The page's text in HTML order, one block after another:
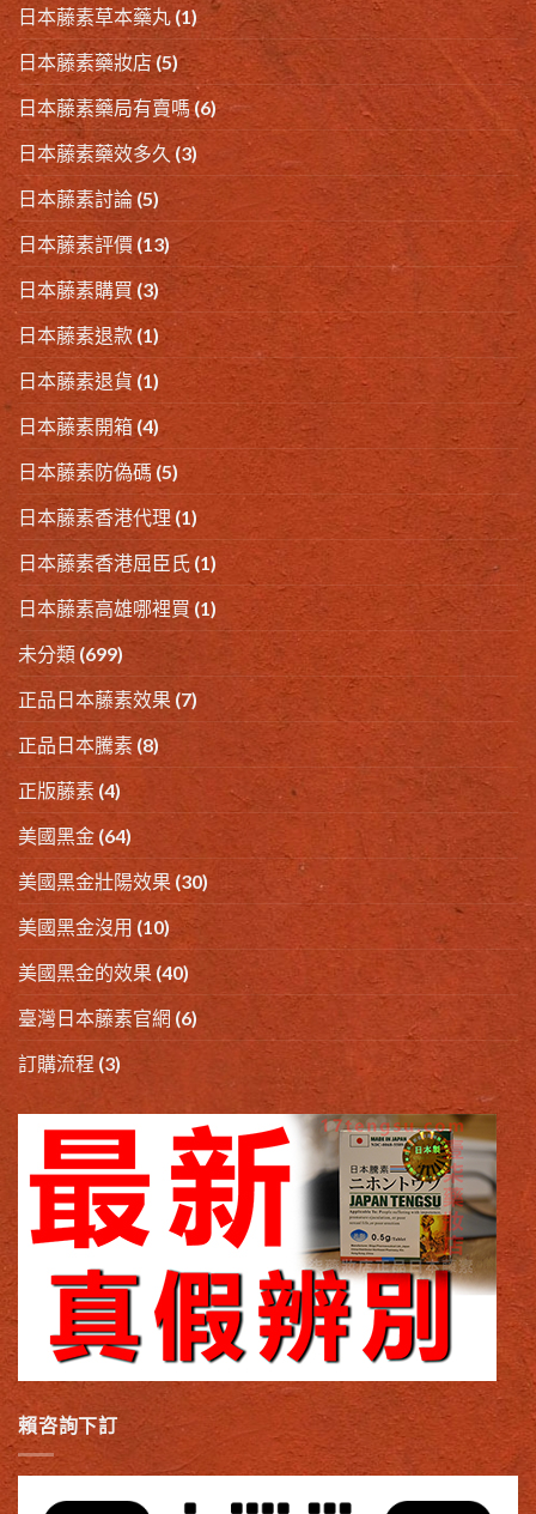
日本藤素草本藥丸 (1)
日本藤素藥妝店(5)
日本藤素藥局有賣嗎(6)
日本藤素藥效多久 (3)
日本藤素討論 (5)
日本藤素評價 (13)
日本藤素購買 (3)
日本藤素退款 (1)
日本藤素退貨(1)
日本藤素開箱 (4)
日本藤素防偽碼 (5)
日本藤素香港代理 (1)
日本藤素香港屈臣氏 (1)
日本藤素高雄哪裡買(1)
未分類 (699)
正品日本藤素效果 (7)
正品日本騰素 (8)
正版藤素 (4)
美國黑金 (64)
美國黑金壯陽效果 (30)
美國黑金沒用 (10)
美國黑金的效果 (40)
臺灣日本藤素官網 (6)
訂購流程 (3)
賴咨詢下訂